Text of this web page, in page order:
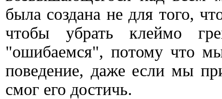
была создана не для того,
чтобы убрать клеймо
"ошибаемся", потому что
поведение, даже если мы
смог его достичь.